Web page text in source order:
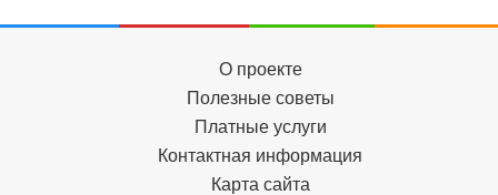
О проекте
Полезные советы
Платные услуги
Контактная информация
Карта сайта